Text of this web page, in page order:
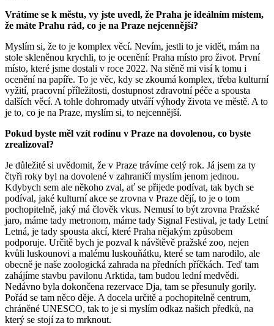
Vrátíme se k městu, vy jste uvedl, že Praha je ideálním místem,
že máte Prahu rád, co je na Praze nejcennější?
Myslím si, že to je komplex věcí. Nevím, jestli to je vidět, mám na
stole skleněnou krychli, to je ocenění: Praha místo pro život. První
místo, které jsme dostali v roce 2022. Na stěně mi visí k tomu i
ocenění na papíře. To je věc, kdy se zkoumá komplex, třeba kulturní
vyžití, pracovní příležitosti, dostupnost zdravotní péče a spousta
dalších věcí. A tohle dohromady utváří výhody života ve městě. A to
je to, co je na Praze, myslím si, to nejcennější.
Pokud byste měl vzít rodinu v Praze na dovolenou, co byste
zrealizoval?
Je důležité si uvědomit, že v Praze trávíme celý rok. Já jsem za ty
čtyři roky byl na dovolené v zahraničí myslím jenom jednou.
Kdybych sem ale někoho zval, ať se přijede podívat, tak bych se
podíval, jaké kulturní akce se zrovna v Praze dějí, to je o tom
pochopitelně, jaký má člověk vkus. Nemusí to být zrovna Pražské
jaro, máme tady metronom, máme tady Signal Festival, je tady Letní
Letná, je tady spousta akcí, které Praha nějakým způsobem
podporuje. Určitě bych je pozval k návštěvě pražské zoo, nejen
kvůli luskounovi a malému luskouňátku, které se tam narodilo, ale
obecně je naše zoologická zahrada na předních příčkách. Teď tam
zahájíme stavbu pavilonu Arktida, tam budou lední medvědi.
Nedávno byla dokončena rezervace Dja, tam se přesunuly gorily.
Pořád se tam něco děje. A docela určitě a pochopitelně centrum,
chráněné UNESCO, tak to je si myslím odkaz našich předků, na
který se stojí za to mrknout.